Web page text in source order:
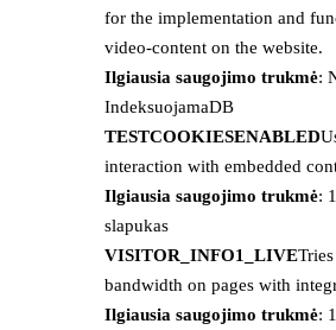
for the implementation and
video-content on the website.
Ilgiausia saugojimo trukmė:
IndeksuojamaDB
TESTCOOKIESENABLED
interaction with embedded
Ilgiausia saugojimo trukmė:
slapukas
VISITOR_INFO1_LIVE
bandwidth on pages with
Ilgiausia saugojimo trukmė: